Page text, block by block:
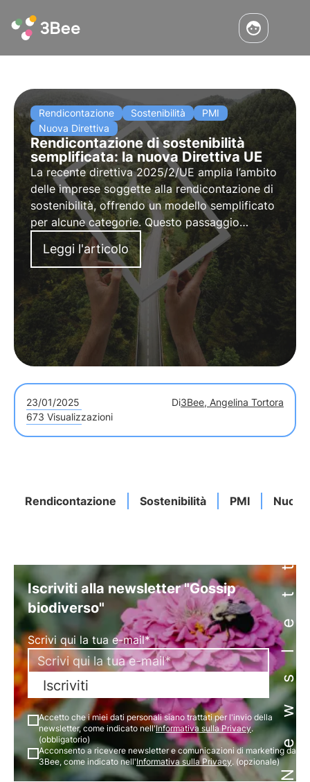
Rendicontazione Sostenibilità
PMI
Nuova Direttiva
Rendicontazione di sostenibilità
semplificata: la nuova Direttiva UE
La recente direttiva 2025/2/UE amplia l’ambito
delle imprese soggette alla rendicontazione di
sostenibilità, offrendo un modello semplificato
per alcune categorie. Questo passaggio
normativo rappresenta un passo verso una
maggiore trasparenza e responsabilità
aziendale in base ai criteri ESG.
Leggi l'articolo
23/01/2025 Di3Bee, Angelina Tortora
673 Visualizzazioni
Rendicontazione Sostenibilità PMI Newsletter
Iscriviti alla newsletter "Gossip
biodiverso"
Scrivi qui la tua e-mail*
Iscriviti
Accetto che i miei dati personali siano trattati per l'invio della
newsletter, come indicato nell'Informativa sulla Privacy.
(obbligatorio)
Acconsento a ricevere newsletter e comunicazioni di marketing da
3Bee, come indicato nell'Informativa sulla Privacy. (opzionale)